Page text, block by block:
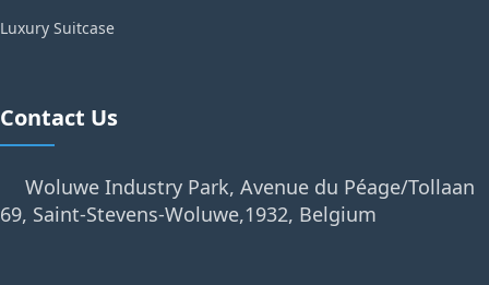
Luxury Suitcase
Contact Us
Woluwe Industry Park, Avenue du Péage/Tollaan
69, Saint-Stevens-Woluwe,1932, Belgium